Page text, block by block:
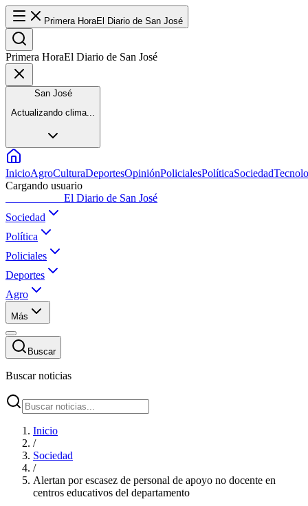
Primera HoraEl Diario de San José
Primera HoraEl Diario de San José
San José
Actualizando clima...
InicioAgroCulturaDeportesOpiniónPolicialesPolíticaSociedad
Cargando usuario
El Diario de San José
Sociedad
Política
Policiales
Deportes
Agro
Más
Buscar
Buscar noticias
Inicio
/
Sociedad
/
Alertan por escasez de personal de apoyo no docente en
centros educativos del departamento